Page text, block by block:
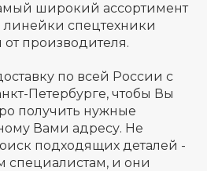
широкий ассортимент
линейки спецтехники
производителя.
по всей России с
Петербурге, чтобы Вы
получить нужные
Вами адресу. Не
подходящих деталей -
специалистам, и они